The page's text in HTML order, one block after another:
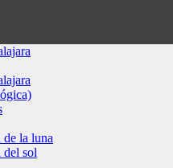
de la luna
del sol